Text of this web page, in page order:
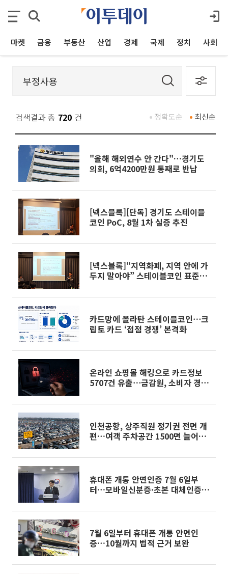
마켓 금융 부동산 산업 경제 국제 정치 사회
검색결과 총 720 건 최신순
정확도순
"올해 해외연수 안 간다"…경기도
의회, 6억4200만원 통째로 반납
[넥스블록][단독] 경기도 스테이블
코인 PoC, 8월 1차 실증 추진
[넥스블록]“지역화폐, 지역 안에 가
두지 말아야” 스테이블코인 표준화
카드망에 올라탄 스테이블코인⋯크
립토 카드 ‘접점 경쟁’ 본격화
온라인 쇼핑몰 해킹으로 카드정보
5707건 유출⋯금감원, 소비자 경보
인천공항, 상주직원 정기권 전면 개
편…여객 주차공간 1500면 늘어난
휴대폰 개통 안면인증 7월 6일부
터…모바일신분증·초본 대체인증
7월 6일부터 휴대폰 개통 안면인
증…10월까지 법적 근거 보완